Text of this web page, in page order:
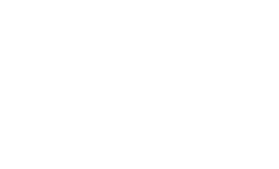
¿Qué es la tarifa